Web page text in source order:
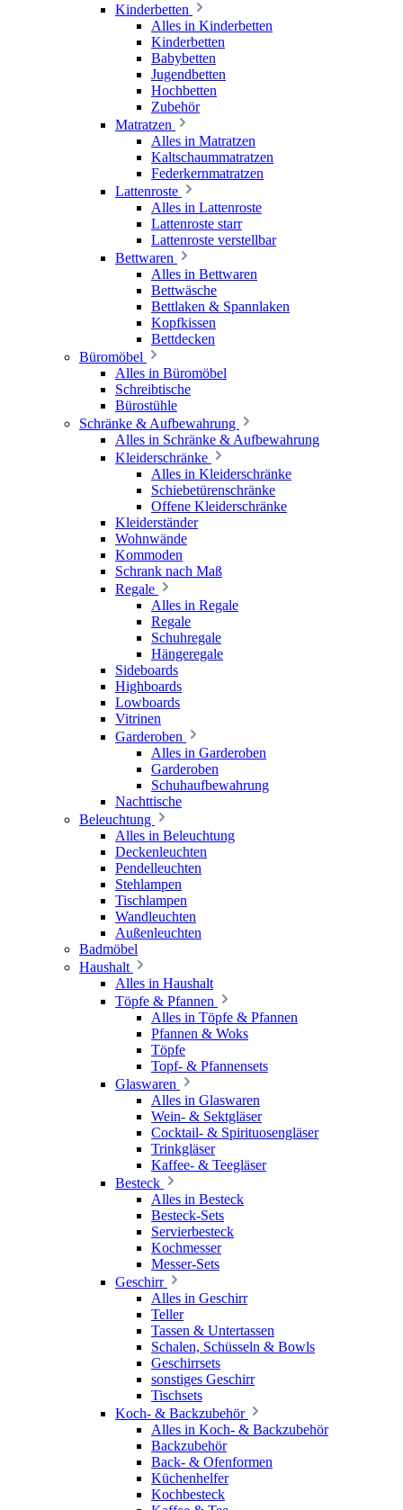
Kinderbetten
Alles in Kinderbetten
Kinderbetten
Babybetten
Jugendbetten
Hochbetten
Zubehör
Matratzen
Alles in Matratzen
Kaltschaummatratzen
Federkernmatratzen
Lattenroste
Alles in Lattenroste
Lattenroste starr
Lattenroste verstellbar
Bettwaren
Alles in Bettwaren
Bettwäsche
Bettlaken & Spannlaken
Kopfkissen
Bettdecken
Büromöbel
Alles in Büromöbel
Schreibtische
Bürostühle
Schränke & Aufbewahrung
Alles in Schränke & Aufbewahrung
Kleiderschränke
Alles in Kleiderschränke
Schiebetürenschränke
Offene Kleiderschränke
Kleiderständer
Wohnwände
Kommoden
Schrank nach Maß
Regale
Alles in Regale
Regale
Schuhregale
Hängeregale
Sideboards
Highboards
Lowboards
Vitrinen
Garderoben
Alles in Garderoben
Garderoben
Schuhaufbewahrung
Nachttische
Beleuchtung
Alles in Beleuchtung
Deckenleuchten
Pendelleuchten
Stehlampen
Tischlampen
Wandleuchten
Außenleuchten
Badmöbel
Haushalt
Alles in Haushalt
Töpfe & Pfannen
Alles in Töpfe & Pfannen
Pfannen & Woks
Töpfe
Topf- & Pfannensets
Glaswaren
Alles in Glaswaren
Wein- & Sektgläser
Cocktail- & Spirituosengläser
Trinkgläser
Kaffee- & Teegläser
Besteck
Alles in Besteck
Besteck-Sets
Servierbesteck
Kochmesser
Messer-Sets
Geschirr
Alles in Geschirr
Teller
Tassen & Untertassen
Schalen, Schüsseln & Bowls
Geschirrsets
sonstiges Geschirr
Tischsets
Koch- & Backzubehör
Alles in Koch- & Backzubehör
Backzubehör
Back- & Ofenformen
Küchenhelfer
Kochbesteck